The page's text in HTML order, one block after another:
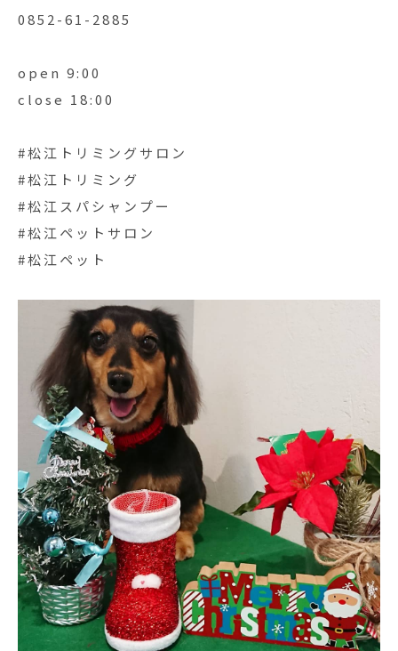
0852-61-2885
open 9:00
close 18:00
#松江トリミングサロン
#松江トリミング
#松江スパシャンプー
#松江ペットサロン
#松江ペット